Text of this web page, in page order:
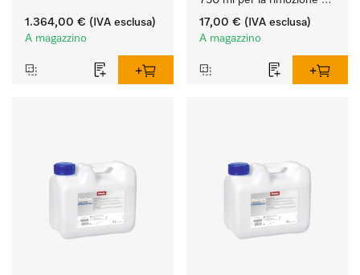
1.364,00 € (IVA esclusa)
A magazzino
delicata di residui di
grasso e sporco.
17,00 € (IVA esclusa)
A magazzino